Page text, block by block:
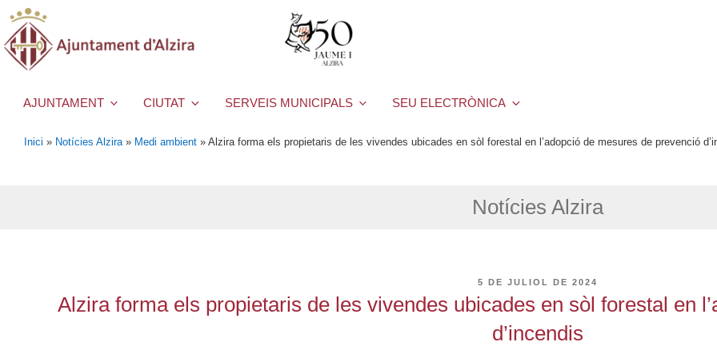
AJUNTAMENT CIUTAT SERVEIS MUNICIPALS SEU ELECTRÒNICA
Inici » Notícies Alzira » Medi ambient » Alzira forma els propietaris de les vivendes ubicades en sòl forestal en l’adopció de mesures de prevenció
Notícies Alzira
PUBLICAT
5 DE JULIOL DE 2024
Alzira forma els propietaris de les vivendes ubicades en sòl forestal en
d’incendis